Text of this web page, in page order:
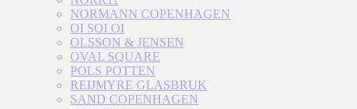
NORMANN COPENHAGEN
OI SOI OI
OLSSON & JENSEN
OVAL SQUARE
POLS POTTEN
REIJMYRE GLASBRUK
SAND COPENHAGEN